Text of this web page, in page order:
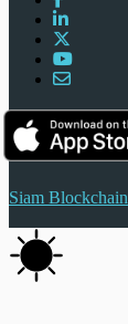
Siam Blockchain